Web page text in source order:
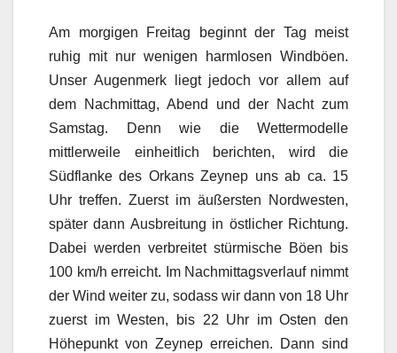
Am morgigen Freitag beginnt der Tag meist
ruhig mit nur wenigen harmlosen Windböen.
Unser Augenmerk liegt jedoch vor allem auf
dem Nachmittag, Abend und der Nacht zum
Samstag. Denn wie die Wettermodelle
mittlerweile einheitlich berichten, wird die
Südflanke des Orkans Zeynep uns ab ca. 15
Uhr treffen. Zuerst im äußersten Nordwesten,
später dann Ausbreitung in östlicher Richtung.
Dabei werden verbreitet stürmische Böen bis
100 km/h erreicht. Im Nachmittagsverlauf nimmt
der Wind weiter zu, sodass wir dann von 18 Uhr
zuerst im Westen, bis 22 Uhr im Osten den
Höhepunkt von Zeynep erreichen. Dann sind